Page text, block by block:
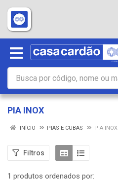
PIA INOX
INÍCIO PIAS E CUBAS PIA INOX
Filtros
1 produtos ordenados por: